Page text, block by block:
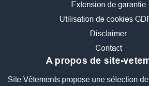
Extension de garantie
Utilisation de cookies
Disclaimer
Contact
A propos de site-
Site Vêtements propose une sélection